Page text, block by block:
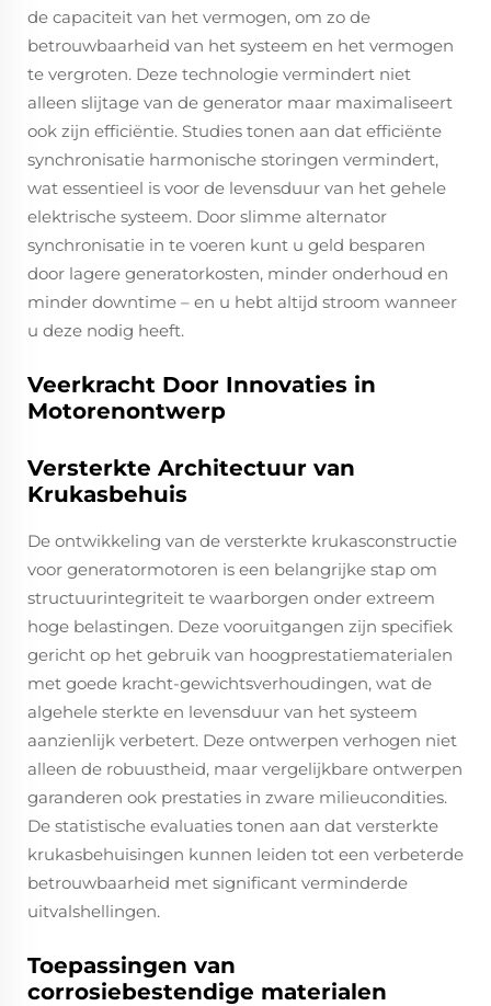
de capaciteit van het vermogen, om zo de
betrouwbaarheid van het systeem en het vermogen
te vergroten. Deze technologie vermindert niet
alleen slijtage van de generator maar maximaliseert
ook zijn efficiëntie. Studies tonen aan dat efficiënte
synchronisatie harmonische storingen vermindert,
wat essentieel is voor de levensduur van het gehele
elektrische systeem. Door slimme alternator
synchronisatie in te voeren kunt u geld besparen
door lagere generatorkosten, minder onderhoud en
minder downtime – en u hebt altijd stroom wanneer
u deze nodig heeft.
Veerkracht Door Innovaties in
Motorenontwerp
Versterkte Architectuur van
Krukasbehuis
De ontwikkeling van de versterkte krukasconstructie
voor generatormotoren is een belangrijke stap om
structuurintegriteit te waarborgen onder extreem
hoge belastingen. Deze vooruitgangen zijn specifiek
gericht op het gebruik van hoogprestatiematerialen
met goede kracht-gewichtsverhoudingen, wat de
algehele sterkte en levensduur van het systeem
aanzienlijk verbetert. Deze ontwerpen verhogen niet
alleen de robuustheid, maar vergelijkbare ontwerpen
garanderen ook prestaties in zware milieucondities.
De statistische evaluaties tonen aan dat versterkte
krukasbehuisingen kunnen leiden tot een verbeterde
betrouwbaarheid met significant verminderde
uitvalshellingen.
Toepassingen van
corrosiebestendige materialen